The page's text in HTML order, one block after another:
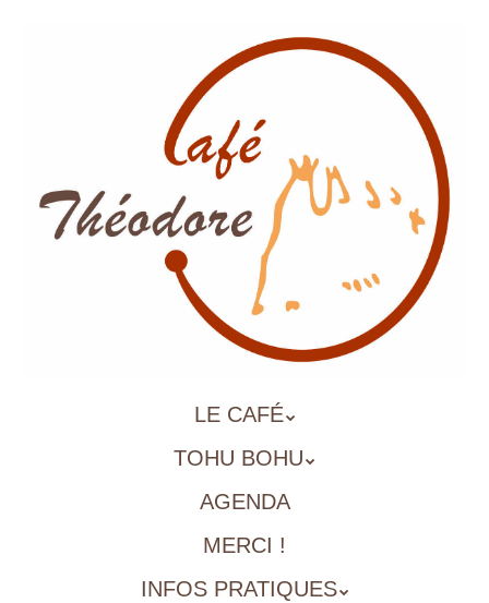
LE CAFÉ
TOHU BOHU
AGENDA
MERCI !
INFOS PRATIQUES